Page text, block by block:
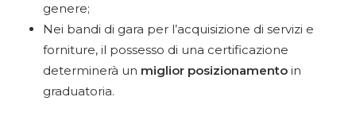
genere;
Nei bandi di gara per l’acquisizione di servizi e
forniture, il possesso di una certificazione
determinerà un miglior posizionamento in
graduatoria.